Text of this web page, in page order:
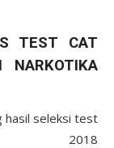
TEST CAT
hasil seleksi test
2018